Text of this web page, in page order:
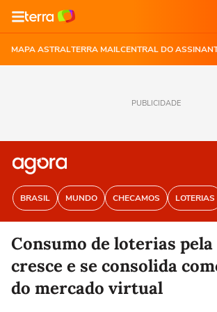
MAPA ASTRALTERRA MAILCENTRAL DO
PUBLICIDADE
BRASIL MUNDO CHECAMOS LOTERIAS
Consumo de loterias
cresce e se consolida
do mercado virtual